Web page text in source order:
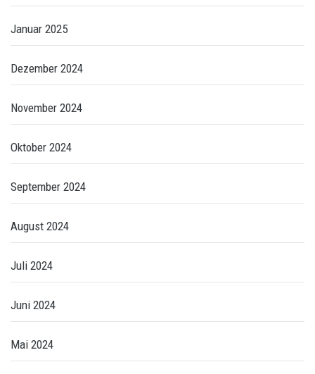
Januar 2025
Dezember 2024
November 2024
Oktober 2024
September 2024
August 2024
Juli 2024
Juni 2024
Mai 2024